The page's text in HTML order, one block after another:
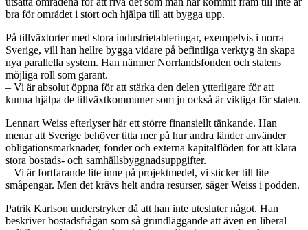
bra för området i stort och hjälpa till att bygga upp.
På tillväxtorter med stora industrietableringar, exempelvis i norra
Sverige, vill han hellre bygga vidare på befintliga verktyg än skapa
nya parallella system. Han nämner Norrlandsfonden och statens
möjliga roll som garant.
– Vi är absolut öppna för att stärka den delen ytterligare för att
kunna hjälpa de tillväxtkommuner som ju också är viktiga för staten.
Lennart Weiss efterlyser här ett större finansiellt tänkande. Han
menar att Sverige behöver titta mer på hur andra länder använder
obligationsmarknader, fonder och externa kapitalflöden för att klara
stora bostads- och samhällsbyggnadsuppgifter.
– Vi är fortfarande lite inne på projektmedel, vi sticker till lite
småpengar. Men det krävs helt andra resurser, säger Weiss i podden.
Patrik Karlson understryker då att han inte utesluter något. Han
beskriver bostadsfrågan som så grundläggande att även en liberal